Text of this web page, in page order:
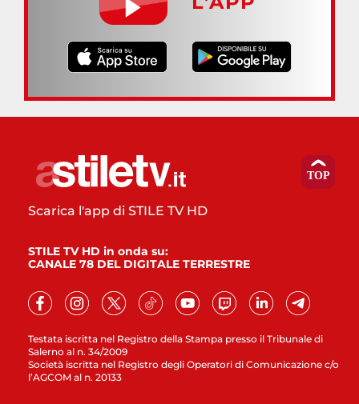
Testata iscritta nel Registro della Stampa presso il Tribunale di
Salerno al n. 34/2009
Società iscritta nel Registro degli Operatori di Comunicazione c/o
l’AGCOM al n. 20133
Scarica l'app di STILE TV HD
STILE TV HD in onda su:
CANALE 78 DEL DIGITALE TERRESTRE